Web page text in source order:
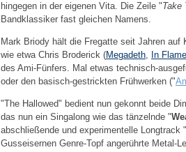
hingegen in der eigenen Vita. Die Zeile "Take
Bandklassiker fast gleichen Namens.
Mark Briody hält die Fregatte seit Jahren
wie etwa Chris Broderick (Megadeth In
des Ami-Fünfers. Mal etwas technisch-
oder den basisch-gestrickten Frühwerken ("
"The Hallowed" bedient nun gekonnt beide
das nun ein Singalong wie das tänzelnde "
abschließende und experimentelle Longtrack "
Gusseisernen Genre-Topf angerührte Metal-